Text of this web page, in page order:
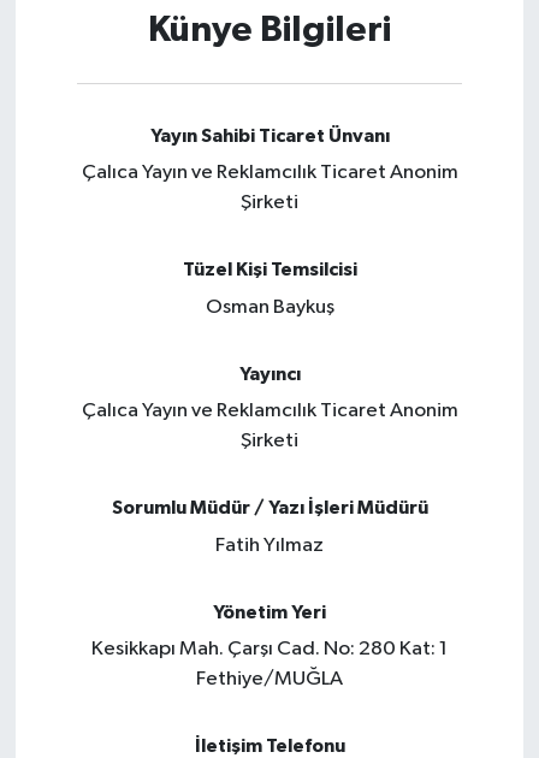
Künye Bilgileri
Yayın Sahibi Ticaret Ünvanı
Çalıca Yayın ve Reklamcılık Ticaret Anonim
Şirketi
Tüzel Kişi Temsilcisi
Osman Baykuş
Yayıncı
Çalıca Yayın ve Reklamcılık Ticaret Anonim
Şirketi
Sorumlu Müdür / Yazı İşleri Müdürü
Fatih Yılmaz
Yönetim Yeri
Kesikkapı Mah. Çarşı Cad. No: 280 Kat: 1
Fethiye/MUĞLA
İletişim Telefonu
Tüm Manşetler
Son Dakika Haberleri
Haber Arşivi